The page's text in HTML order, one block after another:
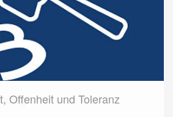
Offenheit und Toleranz